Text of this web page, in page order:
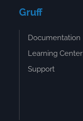
Gruff
Documentation
Learning Center
Support